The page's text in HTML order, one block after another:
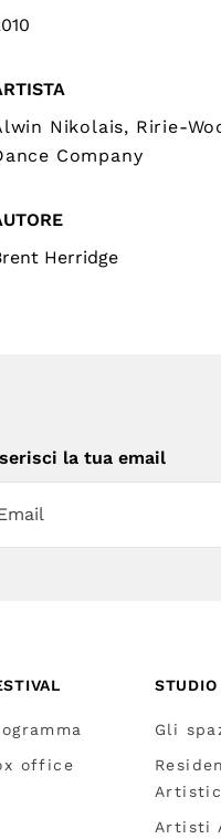
Nikolais, Ririe-
Company
Herridge
la tua email
office
STUDIO
Gli
Artisti